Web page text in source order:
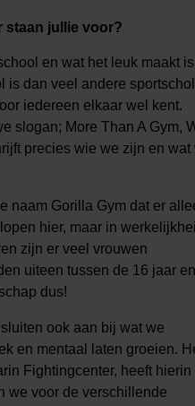
staan jullie voor?
en wat het leuk maakt
is dan veel andere
iedereen elkaar wel kent.
slogan; More Than A Gym,
precies wie we zijn en wat
naam Gorilla Gym dat er
hier, maar in
zijn er veel vrouwen
uiteen tussen de 16 jaar
dus!
ook aan bij wat we
en mentaal laten groeien.
Fightingcenter, heeft hierin
we voor de verschillende